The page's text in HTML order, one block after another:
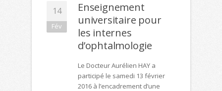
14
Fév
Enseignement
universitaire pour
les internes
d’ophtalmologie
Le Docteur Aurélien HAY a
participé le samedi 13 février
2016 à l’encadrement d’une